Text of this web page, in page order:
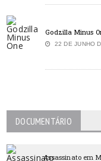
Godzilla Minus
22 DE JUNHO
DOCUMENTÁRIO
Assassinato em